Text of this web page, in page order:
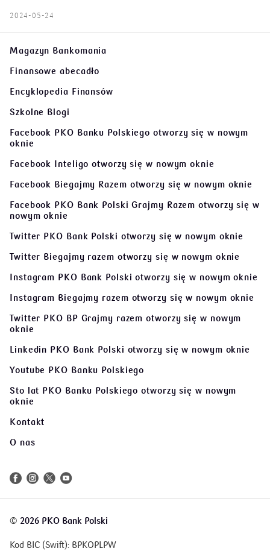
2024-05-24
Magazyn Bankomania
Finansowe abecadło
Encyklopedia Finansów
Szkolne Blogi
Facebook PKO Banku Polskiego otworzy się w nowym
oknie
Facebook Inteligo otworzy się w nowym oknie
Facebook Biegajmy Razem otworzy się w nowym oknie
Facebook PKO Bank Polski Grajmy Razemotworzy się w
nowym oknie
Twitter PKO Bank Polski otworzy się w nowym oknie
Twitter Biegajmy razem otworzy się w nowym oknie
Instagram PKO Bank Polski otworzy się w nowym oknie
Instagram Biegajmy razem otworzy się w nowym oknie
Twitter PKO BP Grajmy razem otworzy się w nowym
oknie
Linkedin PKO Bank Polski otworzy się w nowym oknie
Youtube PKO Banku Polskiego
Sto lat PKO Banku Polskiego otworzy się w nowym
oknie
Kontakt
O nas
© 2026 PKO Bank Polski
Kod BIC (Swift): BPKOPLPW